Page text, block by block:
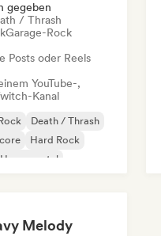
gegeben
/ Thrash
Garage-Rock
Posts oder Reels
YouTube-,
Kanal
Death / Thrash
Hard Rock
metal
Melody